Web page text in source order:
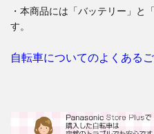
・本商品には「バッテリー」と
す。
自転車についてのよくある